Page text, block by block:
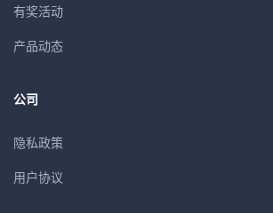
有奖活动
产品动态
公司
隐私政策
用户协议